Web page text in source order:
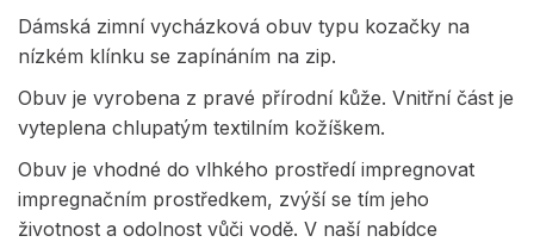
Dámská zimní vycházková obuv typu kozačky na
nízkém klínku se zapínáním na zip.
Obuv je vyrobena z pravé přírodní kůže. Vnitřní část je
vyteplena chlupatým textilním kožíškem.
Obuv je vhodné do vlhkého prostředí impregnovat
impregnačním prostředkem, zvýší se tím jeho
životnost a odolnost vůči vodě. V naší nabídce